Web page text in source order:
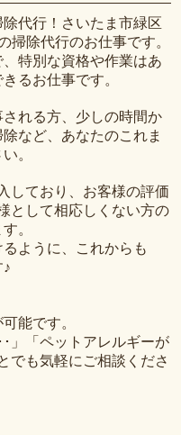
代行！さいたま市緑区
掃除代行のお仕事です。
特別な資格や作業はあ
るお仕事です。
れる方、少しの時間か
など、あなたのこれま
。
しており、お客様の評価
として相応しくない方の
。
ように、これからも
能です。
･」「ペットアレルギーが
でも気軽にご相談くださ